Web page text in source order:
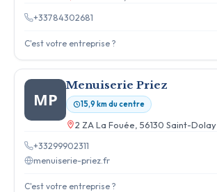
+33784302681
C'est votre entreprise ?
MP
Menuiserie Priez
15,9 km du centre
2 ZA La Fouée, 56130 Saint-Dolay
+33299902311
menuiserie-priez.fr
C'est votre entreprise ?